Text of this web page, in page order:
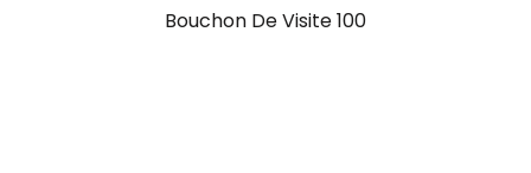
Bouchon De Visite 100